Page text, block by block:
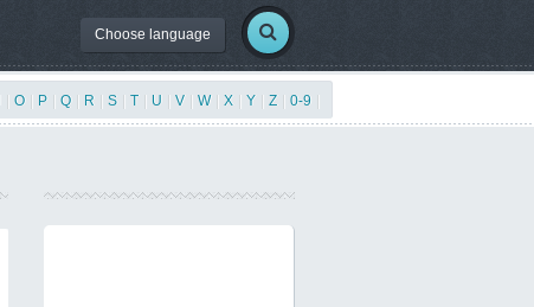
Choose language
O P Q R S T U V W| X Y Z 0-9